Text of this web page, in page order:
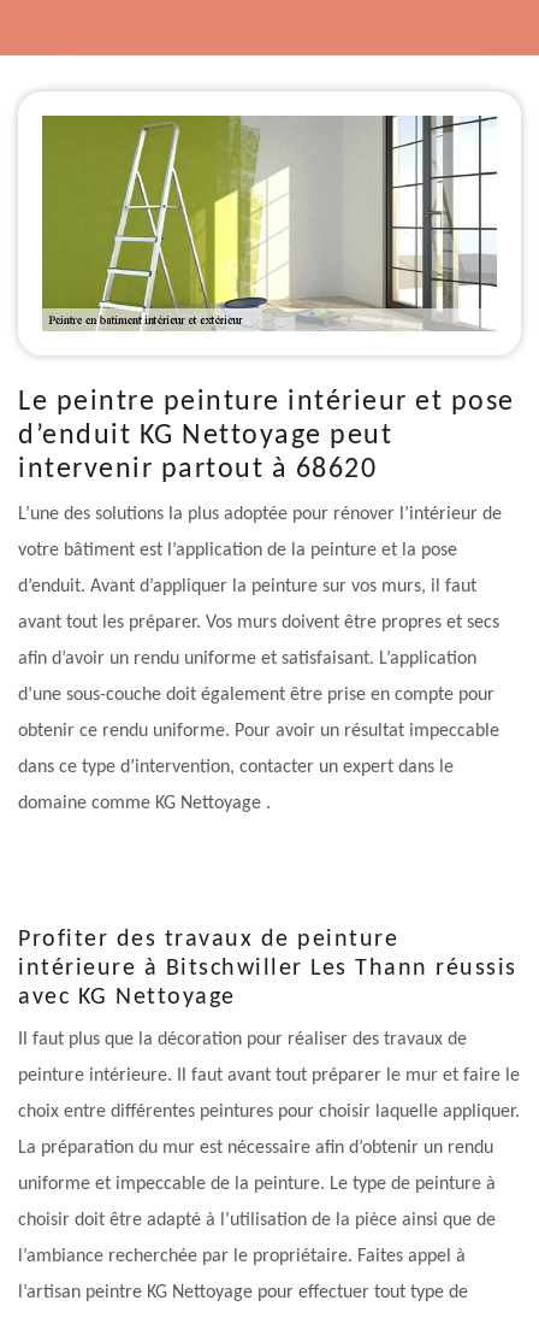
Le peintre peinture intérieur et pose
d’enduit KG Nettoyage peut
intervenir partout à 68620
L’une des solutions la plus adoptée pour rénover l’intérieur de
votre bâtiment est l’application de la peinture et la pose
d’enduit. Avant d’appliquer la peinture sur vos murs, il faut
avant tout les préparer. Vos murs doivent être propres et secs
afin d’avoir un rendu uniforme et satisfaisant. L’application
d’une sous-couche doit également être prise en compte pour
obtenir ce rendu uniforme. Pour avoir un résultat impeccable
dans ce type d’intervention, contacter un expert dans le
domaine comme KG Nettoyage .
Profiter des travaux de peinture
intérieure à Bitschwiller Les Thann réussis
avec KG Nettoyage
Il faut plus que la décoration pour réaliser des travaux de
peinture intérieure. Il faut avant tout préparer le mur et faire le
choix entre différentes peintures pour choisir laquelle appliquer.
La préparation du mur est nécessaire afin d’obtenir un rendu
uniforme et impeccable de la peinture. Le type de peinture à
choisir doit être adapté à l’utilisation de la pièce ainsi que de
l’ambiance recherchée par le propriétaire. Faites appel à
l’artisan peintre KG Nettoyage pour effectuer tout type de